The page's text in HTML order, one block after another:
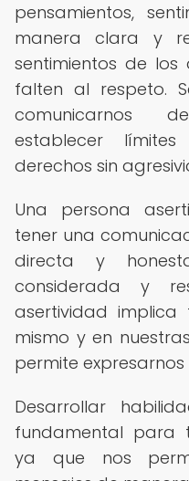
pensamientos,
manera clara y
sentimientos de
falten al respeto.
comunicarnos
establecer
derechos sin
Una persona
tener una
directa y
considerada y
asertividad
mismo y en
permite
Desarrollar
fundamental para
ya que nos